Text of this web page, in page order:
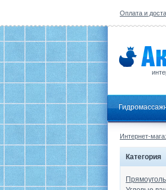
Оплата и
Интернет-
Категория